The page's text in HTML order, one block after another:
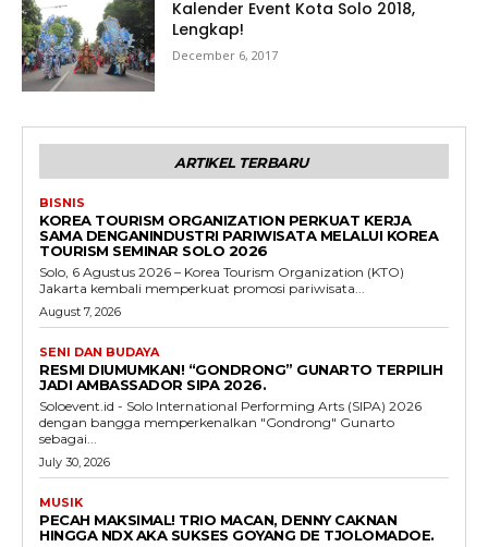
Kalender Event Kota Solo 2018,
Lengkap!
December 6, 2017
ARTIKEL TERBARU
BISNIS
KOREA TOURISM ORGANIZATION PERKUAT KERJA
SAMA DENGANINDUSTRI PARIWISATA MELALUI KOREA
TOURISM SEMINAR SOLO 2026
Solo, 6 Agustus 2026 – Korea Tourism Organization (KTO)
Jakarta kembali memperkuat promosi pariwisata...
August 7, 2026
SENI DAN BUDAYA
RESMI DIUMUMKAN! “GONDRONG” GUNARTO TERPILIH
JADI AMBASSADOR SIPA 2026.
Soloevent.id - Solo International Performing Arts (SIPA) 2026
dengan bangga memperkenalkan "Gondrong" Gunarto
sebagai...
July 30, 2026
MUSIK
PECAH MAKSIMAL! TRIO MACAN, DENNY CAKNAN
HINGGA NDX AKA SUKSES GOYANG DE TJOLOMADOE.